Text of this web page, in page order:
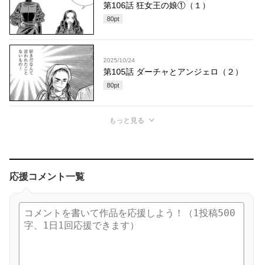
第106話 狂女王の娘①（１）
80pt
2025/10/24
第105話 ダーチャとアンジェロ（２）
80pt
もっと見る
応援コメント一覧